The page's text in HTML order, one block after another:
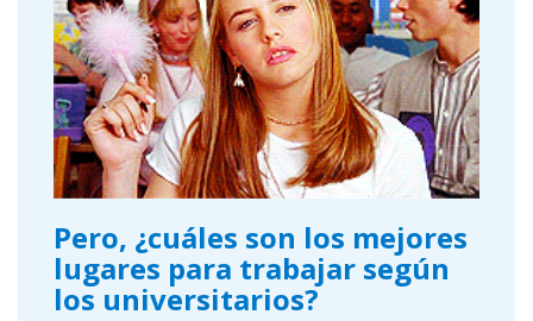
Pero, ¿cuáles son los mejores
lugares para trabajar según
los universitarios?